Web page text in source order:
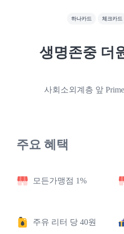
하나카드 체크카드
생명존중 더
사회소외계층 앞
주요 혜택
모든가맹점 1%
주유 리터 당 40원